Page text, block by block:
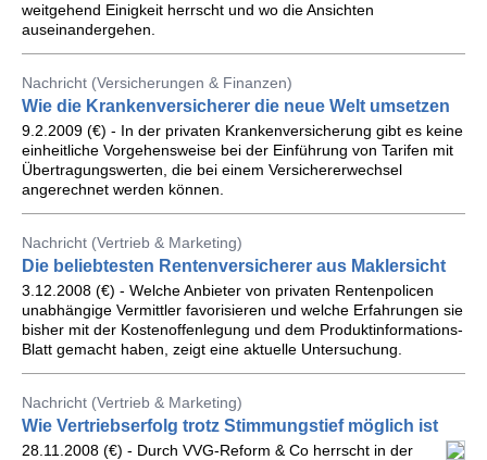
weitgehend Einigkeit herrscht und wo die Ansichten
auseinandergehen.
Nachricht (Versicherungen & Finanzen)
Wie die Krankenversicherer die neue Welt umsetzen
9.2.2009 (€) - In der privaten Krankenversicherung gibt es keine
einheitliche Vorgehensweise bei der Einführung von Tarifen mit
Übertragungswerten, die bei einem Versichererwechsel
angerechnet werden können.
Nachricht (Vertrieb & Marketing)
Die beliebtesten Rentenversicherer aus Maklersicht
3.12.2008 (€) - Welche Anbieter von privaten Rentenpolicen
unabhängige Vermittler favorisieren und welche Erfahrungen sie
bisher mit der Kostenoffenlegung und dem Produktinformations-
Blatt gemacht haben, zeigt eine aktuelle Untersuchung.
Nachricht (Vertrieb & Marketing)
Wie Vertriebserfolg trotz Stimmungstief möglich ist
28.11.2008 (€) - Durch VVG-Reform & Co herrscht in der